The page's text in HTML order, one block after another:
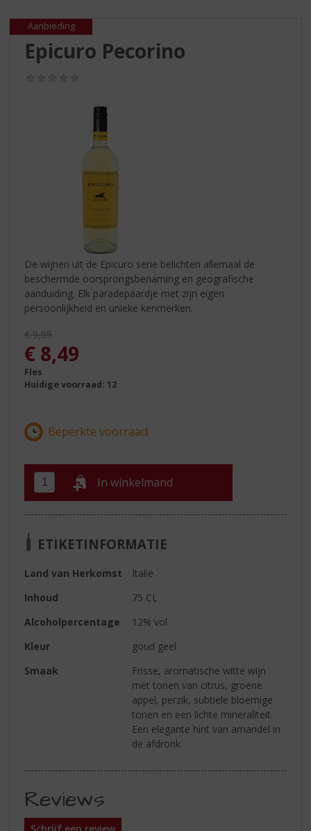
p
Aanbieding
Epicuro Pecorino
De wijnen uit de Epicuro serie belichten allemaal de
beschermde oorsprongsbenaming en geografische
aanduiding. Elk paradepaardje met zijn eigen
persoonlijkheid en unieke kenmerken.
Originele prijs was:
€9,95
, Huidige prijs is:
€ 8,49
Fles
Huidige voorraad: 12
In winkelmand
ETIKETINFORMATIE
Land van Herkomst
Italië
Inhoud
75 CL
Alcoholpercentage
12% vol
Kleur
goud geel
Smaak
Frisse, aromatische witte wijn
met tonen van citrus, groene
appel, perzik, subtiele bloemige
tonen en een lichte mineraliteit.
Een elegante hint van amandel in
de afdronk.
Reviews
Schrijf een review